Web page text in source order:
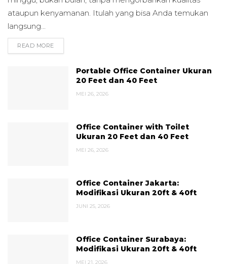
ataupun kenyamanan. Itulah yang bisa Anda temukan
langsung...
READ MORE
Portable Office Container Ukuran
20 Feet dan 40 Feet
MEI 26, 2026
Office Container with Toilet
Ukuran 20 Feet dan 40 Feet
MEI 26, 2026
Office Container Jakarta:
Modifikasi Ukuran 20ft & 40ft
JUNI 25, 2026
Office Container Surabaya:
Modifikasi Ukuran 20ft & 40ft
MEI 21, 2026